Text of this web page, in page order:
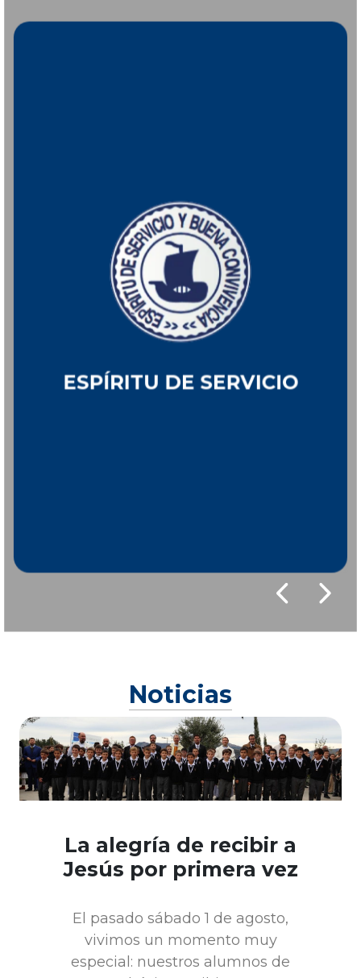
ESPÍRITU DEPORTIVO
Es aquel alumno que, en el aspecto deportivo,
aprovecha sus talentos y mediante un
entrenamiento riguroso los hace crecer. De manera
tal que el triunfo, si llega, es fruto del esfuerzo y no
de un mero talento natural. Por medio de la práctica
de un deporte crece en virtudes como la
perseverancia, la fortaleza y el trabajo en equipo. Se
esfuerza cada día por mejorar y entrena con
compromiso y dedicación. Siente orgullo en
alumnos.
Noticias
La alegría de recibir a
Jesús por primera vez
El pasado sábado 1 de agosto,
vivimos un momento muy
especial: nuestros alumnos de